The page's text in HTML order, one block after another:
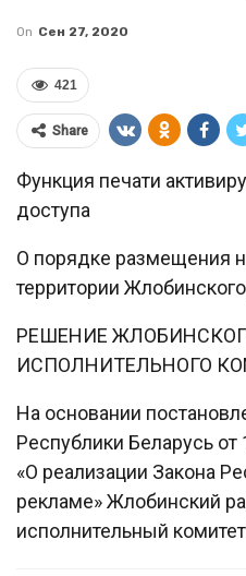
On Сен 27, 2020
421
Share
Функция печати
доступа
О порядке размещения
территории
РЕШЕНИЕ
ИСПОЛНИТЕЛЬНОГО
На основании
Республики Беларусь
«О реализации Закона
рекламе» Жлобинский
исполнительный